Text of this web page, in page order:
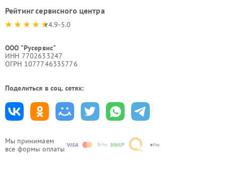
Мы принимаем
все формы оплаты
Рейтинг сервисного центра
4.9-5.0
ООО "Русервис"
ИНН 7702633247
ОГРН 1077746335776
Поделиться в соц. сетях: